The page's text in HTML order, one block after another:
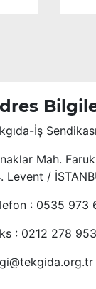
İş
Mah.
Levent /
: 0535 973
: 0212 278